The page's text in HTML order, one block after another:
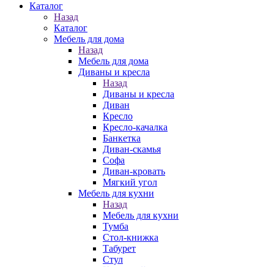
Каталог
Назад
Каталог
Мебель для дома
Назад
Мебель для дома
Диваны и кресла
Назад
Диваны и кресла
Диван
Кресло
Кресло-качалка
Банкетка
Диван-скамья
Софа
Диван-кровать
Мягкий угол
Мебель для кухни
Назад
Мебель для кухни
Тумба
Стол-книжка
Табурет
Стул